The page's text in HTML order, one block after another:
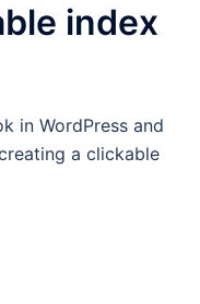
index
in WordPress and
a clickable